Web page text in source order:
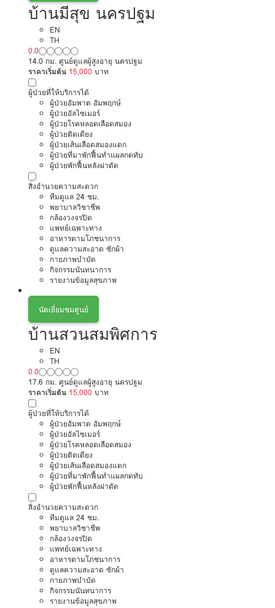
บ้านมีสุข นครปฐม
EN
TH
0.0
14.0 กม. ศูนย์ดูแลผู้สูงอายุ นครปฐม
ราคาเริ่มต้น 15,000 บาท
ผู้ป่วยที่ให้บริการได้
ผู้ป่วยอัมพาต อัมพฤกษ์
ผู้ป่วยอัลไซเมอร์
ผู้ป่วยโรคหลอดเลือดสมอง
ผู้ป่วยติดเตียง
ผู้ป่วยเส้นเลือดสมองแตก
ผู้ป่วยที่มาพักฟื้นทำแผลกดทับ
ผู้ป่วยพักฟื้นหลังผ่าตัด
สิ่งอำนวยความสะดวก
ทีมดูแล 24 ชม.
พยาบาลวิชาชีพ
กล้องวงจรปิด
แพทย์เฉพาะทาง
อาหารตามโภชนาการ
ดูแลความสะอาด ซักผ้า
กายภาพบำบัด
กิจกรรมนันทนาการ
รายงานข้อมูลสุขภาพ
นัดเยี่ยมชมศูนย์
บ้านสวนสมพิศการ
EN
TH
0.0
17.6 กม. ศูนย์ดูแลผู้สูงอายุ นครปฐม
ราคาเริ่มต้น 15,000 บาท
ผู้ป่วยที่ให้บริการได้
ผู้ป่วยอัมพาต อัมพฤกษ์
ผู้ป่วยอัลไซเมอร์
ผู้ป่วยโรคหลอดเลือดสมอง
ผู้ป่วยติดเตียง
ผู้ป่วยเส้นเลือดสมองแตก
ผู้ป่วยที่มาพักฟื้นทำแผลกดทับ
ผู้ป่วยพักฟื้นหลังผ่าตัด
สิ่งอำนวยความสะดวก
ทีมดูแล 24 ชม.
พยาบาลวิชาชีพ
กล้องวงจรปิด
แพทย์เฉพาะทาง
อาหารตามโภชนาการ
ดูแลความสะอาด ซักผ้า
กายภาพบำบัด
กิจกรรมนันทนาการ
รายงานข้อมูลสุขภาพ